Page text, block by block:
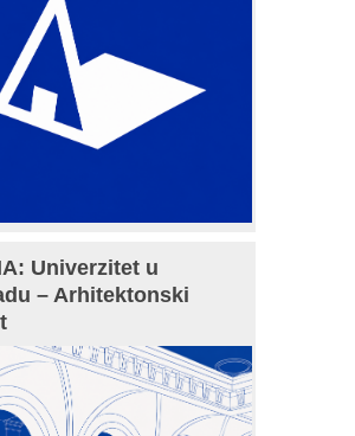
Univerzitet u
– Arhitektonski